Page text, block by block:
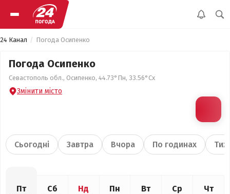
24 Канал Погода Осипенко
Погода Осипенко
Севастополь обл., Осипенко, 44.73°Пн, 33.56°Сх
Змінити місто
Сьогодні Завтра Вчора По годинах
Пт Сб Нд Пн Вт Ср Чт